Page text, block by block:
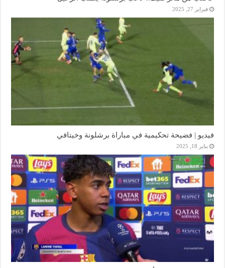
فبراير 27, 2025
فيديو | فضيحة تحكيمية في مباراة برشلونة وخيتافي
يناير 18, 2025